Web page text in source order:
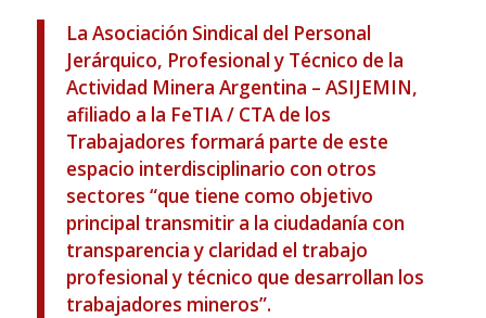
La Asociación Sindical del Personal
Jerárquico, Profesional y Técnico de la
Actividad Minera Argentina – ASIJEMIN,
afiliado a la FeTIA / CTA de los
Trabajadores formará parte de este
espacio interdisciplinario con otros
sectores “que tiene como objetivo
principal transmitir a la ciudadanía con
transparencia y claridad el trabajo
profesional y técnico que desarrollan los
trabajadores mineros”.